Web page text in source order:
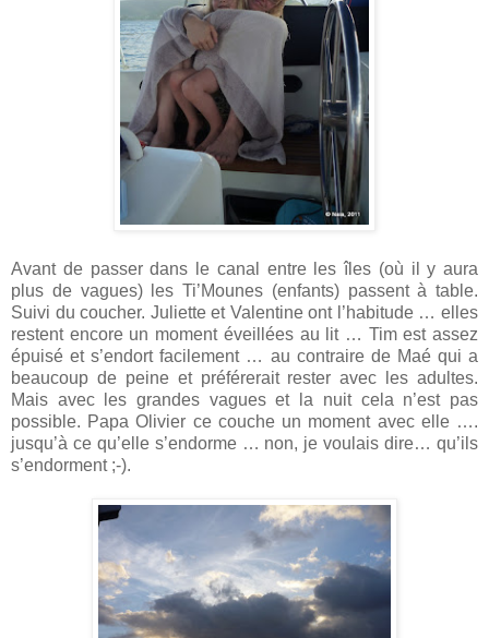
Avant de passer dans le canal entre les îles (où il y aura
plus de vagues) les Ti’Mounes (enfants) passent à table.
Suivi du coucher. Juliette et Valentine ont l’habitude … elles
restent encore un moment éveillées au lit … Tim est assez
épuisé et s’endort facilement … au contraire de Maé qui a
beaucoup de peine et préférerait rester avec les adultes.
Mais avec les grandes vagues et la nuit cela n’est pas
possible. Papa Olivier ce couche un moment avec elle ….
jusqu’à ce qu’elle s’endorme … non, je voulais dire… qu’ils
s’endorment ;-).